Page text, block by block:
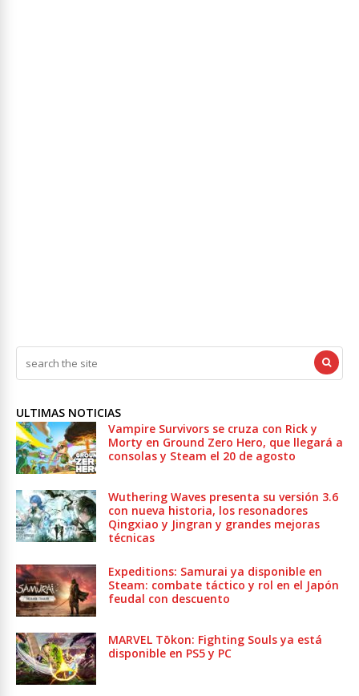
ULTIMAS NOTICIAS
Vampire Survivors se cruza con Rick y
Morty en Ground Zero Hero, que llegará a
consolas y Steam el 20 de agosto
Wuthering Waves presenta su versión 3.6
con nueva historia, los resonadores
Qingxiao y Jingran y grandes mejoras
técnicas
Expeditions: Samurai ya disponible en
Steam: combate táctico y rol en el Japón
feudal con descuento
MARVEL Tōkon: Fighting Souls ya está
disponible en PS5 y PC